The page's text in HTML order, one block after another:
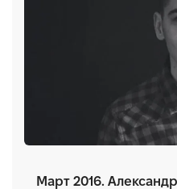
Март 2016.